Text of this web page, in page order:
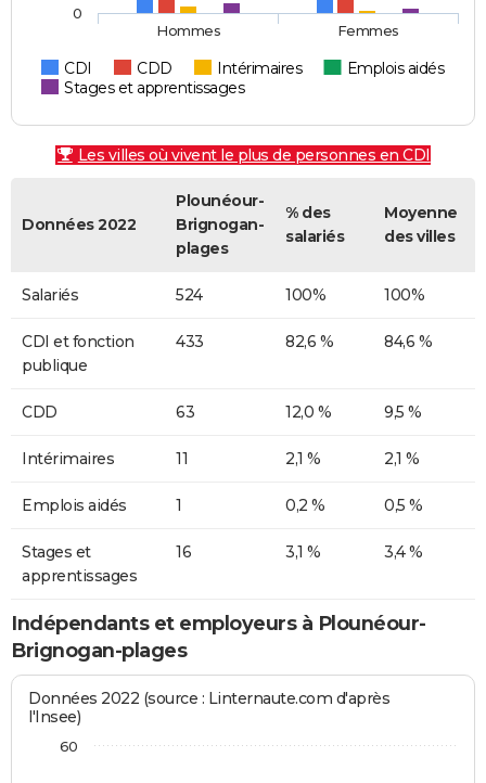
CDI CDD Intérimaires
Emplois aidés
Stages et apprentissages
Hommes Femmes
0
Les villes où vivent le plus de personnes en CDI
Données 2022
Plounéour-
Brignogan-
plages
% des
salariés
Moyenne
des villes
Salariés 524 100% 100%
CDI et fonction
publique
433 82,6 % 84,6 %
CDD 63 12,0 % 9,5 %
Intérimaires 11 2,1 % 2,1 %
Emplois aidés 1 0,2 % 0,5 %
Stages et
apprentissages
16 3,1 % 3,4 %
Indépendants et employeurs à Plounéour-
Brignogan-plages
Données 2022 (source : Linternaute.com d'après
l'Insee)
60